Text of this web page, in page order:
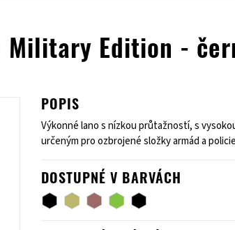
Military Edition -
POPIS
Výkonné lano s nízkou průtažností, s
určeným pro ozbrojené složky armád a
DOSTUPNÉ V BARVÁCH